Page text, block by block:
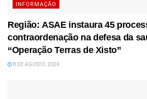
INFORMAÇÃO
Região: ASAE instaura 45
contraordenação na defesa da
“Operação Terras de Xisto”
8 DE AGOSTO, 2026